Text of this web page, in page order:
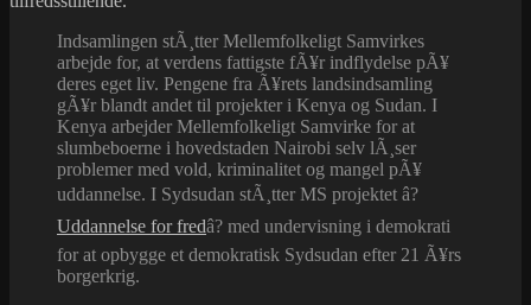
Indsamlingen stÃ¸tter Mellemfolkeligt Samvirkes
arbejde for, at verdens fattigste fÃ¥r indflydelse pÃ¥
deres eget liv. Pengene fra Ã¥rets landsindsamling
gÃ¥r blandt andet til projekter i Kenya og Sudan. I
Kenya arbejder Mellemfolkeligt Samvirke for at
slumbeboerne i hovedstaden Nairobi selv lÃ¸ser
problemer med vold, kriminalitet og mangel pÃ¥
uddannelse. I Sydsudan stÃ¸tter MS projektet â?
Uddannelse for fredâ? med undervisning i demokrati
for at opbygge et demokratisk Sydsudan efter 21 Ã¥rs
borgerkrig.